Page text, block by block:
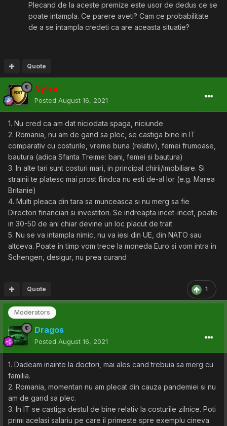
Plecand de la aceste premize este usor de dedus ce se
poate intampla. Ce parere aveti? Cam ce probabilitate
de a se intampla credeti ca are aceasta situatie?
Quote
Nytro
Posted August 16, 2021
1. Nu cred ca am dat niciodata spaga, niciunde
2. Romania, nu am de gand sa plec, se castiga bine in IT
comparativ cu costurile, vreme buna (relativ), femei frumoase,
bautura (adica Sfanta Treime: bani, femei si bautura)
3. In alte tari sunt costuri mari, in principal chirii/imobiliare. Si
strainii te platesc mai prost fiindca nu esti de-al lor (e.g. Marea
Britanie)
4. Multi pleaca din tara sa munceasca si nu merg sa fie
Directori financiari si investitori. Se indreapta incet-incet, poate
in 30-50 de ani chiar devine un loc placut de trait
5. Nu se va intampla nimic, nu va iesi din UE, din NATO sau
altceva. Poate in timp vom trece la moneda Euro si vom intra in
Schengen, desigur, nu prea curand
1
Quote
Moderators
Dragos
Posted August 16, 2021
1. Dadeam inainte la doctori, mai ales cand trebuia sa merg cu
familia.
2. Romania, momentan nu am plecat din cauza pandemiei si nu
am de gand sa plec.
3. In IT se castiga destul de bine relativ la costurile zilnice. Poti
primi acelasi salariu pe care il primeste spre exemplu cineva